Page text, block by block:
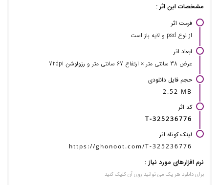
مشخصات این اثر :
فرمت اثر
از نوع psd و لایه باز است
ابعاد اثر
عرض 38 سانتی متر × ارتفاع 67 سانتی متر و رزولوشن 72dpi
حجم فایل دانلودی
2.52 MB
کد اثر
T-325236776
لینک کوتاه اثر
https://ghonoot.com/T-325236776
نرم افزارهای مورد نیاز :
برای دانلود هر یک می توانید روی آن کلیک کنید